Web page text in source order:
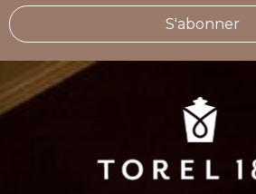
S'abonner